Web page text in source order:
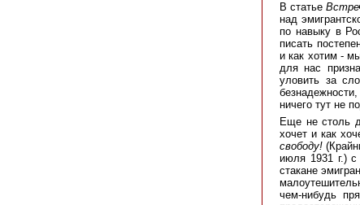
В статье
над
по навыку в
писать
и как хотим -
для нас
уловить за
ничего тут не
Еще не столь
хочет и как
свободу!
июля 1931 г.) с
стакане
чем-нибудь